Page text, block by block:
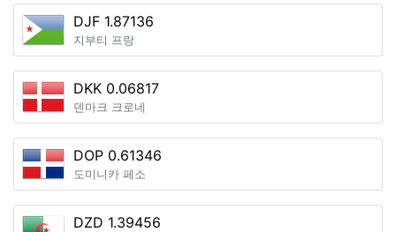
DJF 1.87136
지부티 프랑
DKK 0.06817
덴마크 크로네
DOP 0.61346
도미니카 페소
DZD 1.39456